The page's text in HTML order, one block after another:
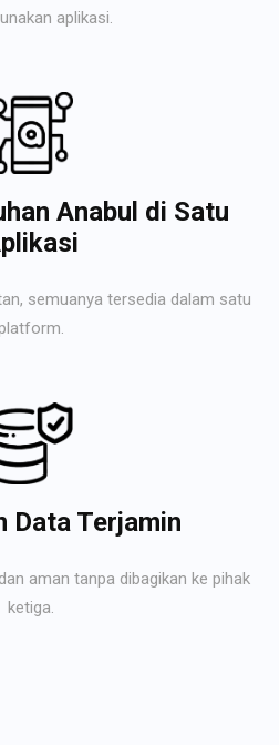
aplikasi.
Anabul di Satu
semuanya tersedia dalam satu
Data Terjamin
aman tanpa dibagikan ke pihak
ketiga.